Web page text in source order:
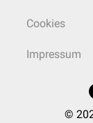
Cookies
Impressum
©